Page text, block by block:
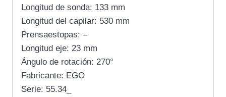
Longitud de sonda: 133 mm
Longitud del capilar: 530 mm
Prensaestopas: –
Longitud eje: 23 mm
Ángulo de rotación: 270°
Fabricante: EGO
Serie: 55.34_